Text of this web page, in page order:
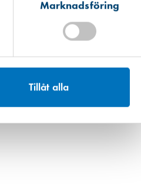
Marknadsföring
Tillåt alla
en EPD finns den som ett bifogat
det högsta värdet. För fogmassor